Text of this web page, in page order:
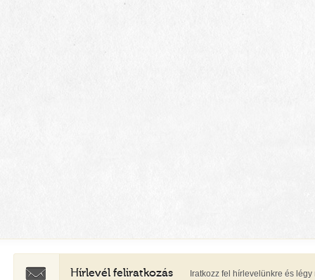
Hírlevél feliratkozás Iratkozz fel hírlevelünkre és